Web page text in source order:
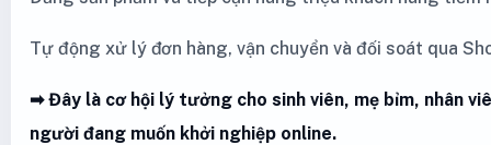
Tự động xử lý đơn hàng, vận chuyển và đối soát qua
➡ Đây là cơ hội lý tưởng cho sinh viên, mẹ bỉm, nhân
người đang muốn khởi nghiệp online.